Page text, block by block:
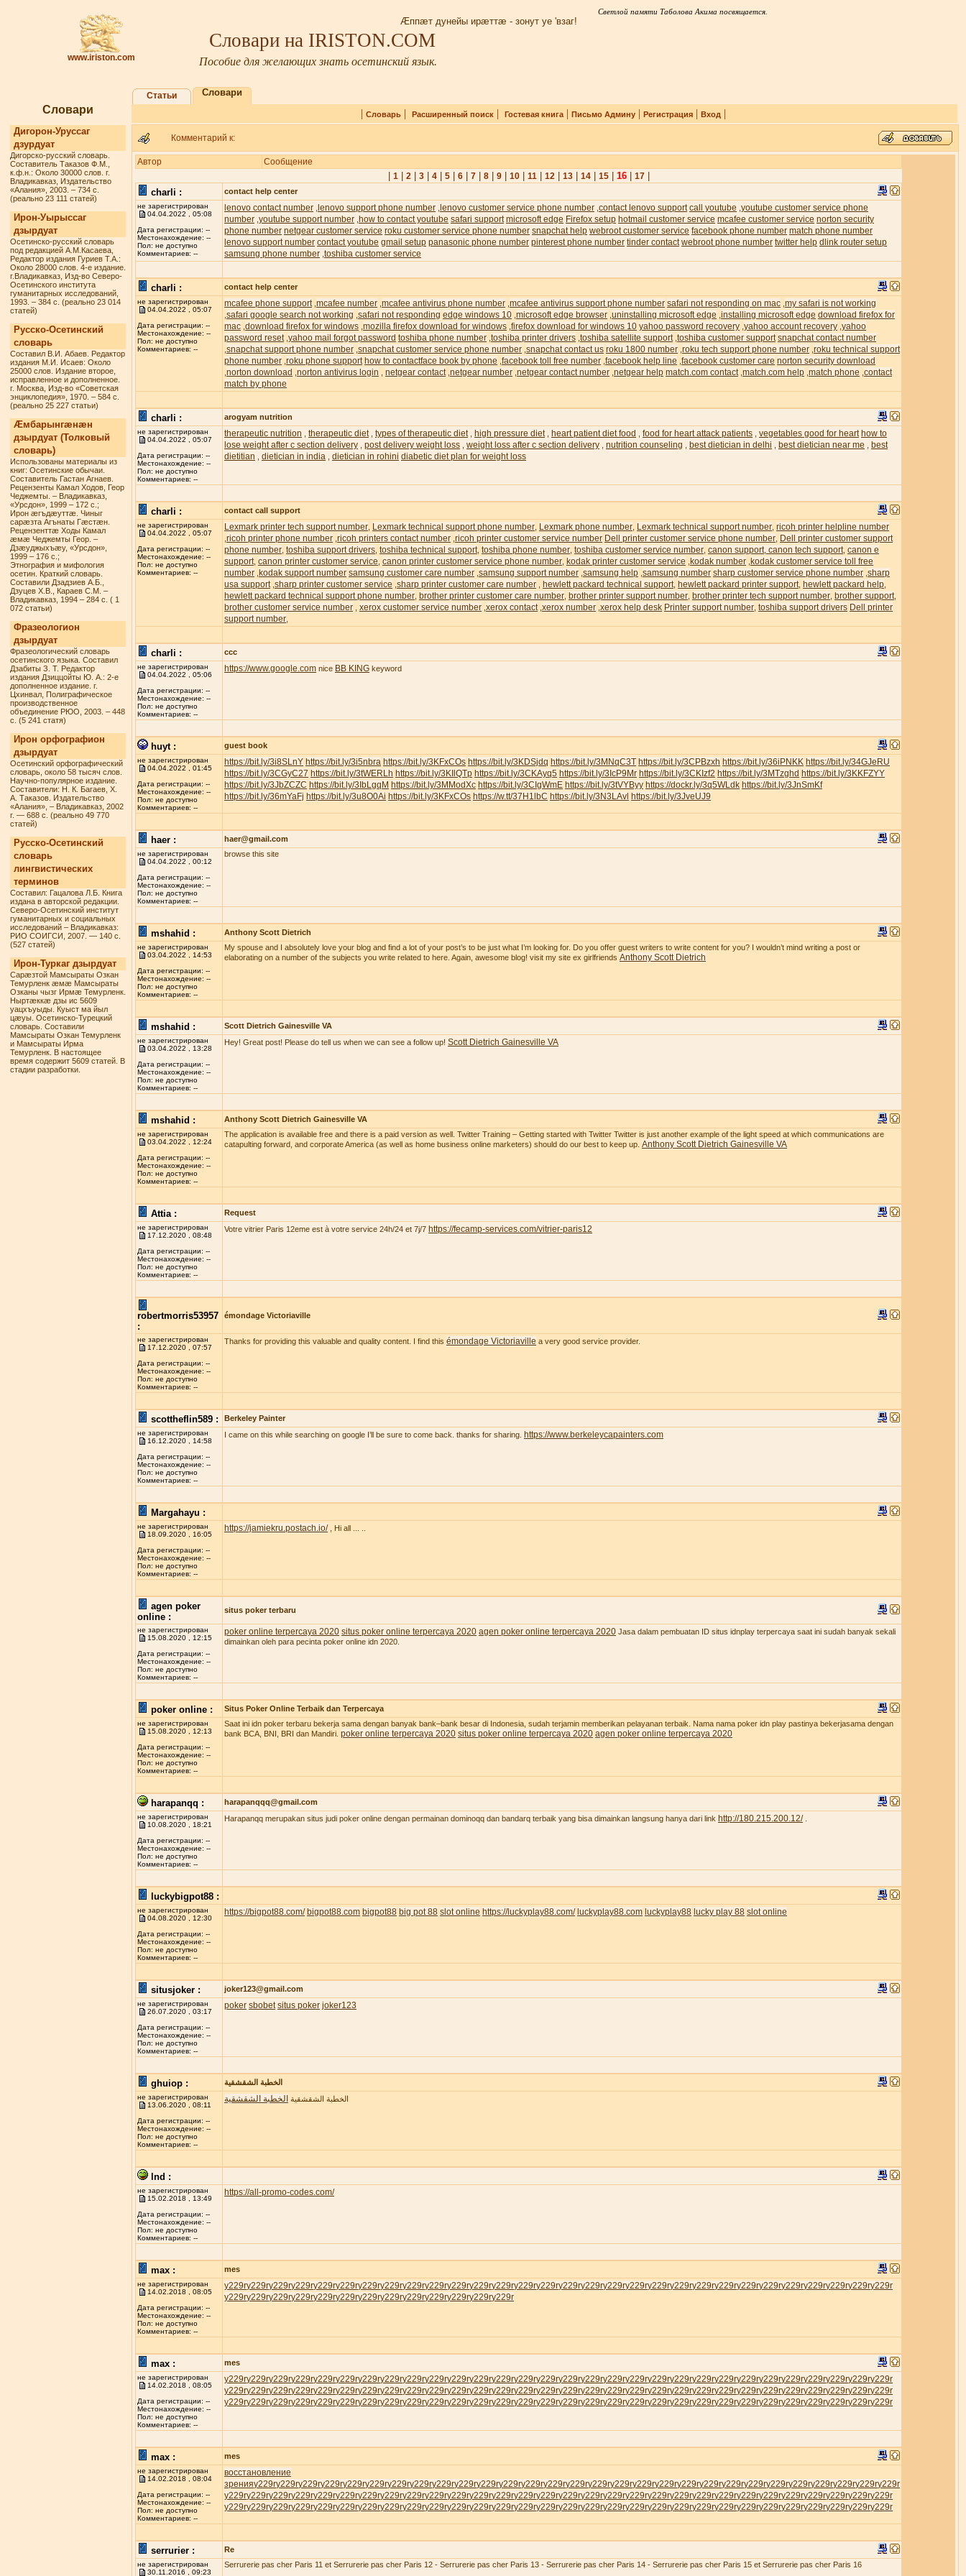
www.iriston.com
Светлой памяти Таболова Акима посвящается.
Æппæт дунейы ирæттæ - зонут уе 'взаг!
Словари на IRISTON.COM
Пособие для желающих знать осетинский язык.
Словари
Дигорон-Уруссаг
дзурдуат
Дигорско-русский словарь.
Составитель Таказов Ф.М.,
к.ф.н.: Около 30000 слов. г.
Владикавказ, Издательство
«Алания», 2003. – 734 с.
(реально 23 111 статей)
Ирон-Уырыссаг
дзырдуат
Осетинско-русский словарь
под редакцией А.М.Касаева,
Редактор издания Гуриев Т.А.:
Около 28000 слов. 4-е издание.
г.Владикавказ, Изд-во Северо-
Осетинского института
гуманитарных исследований,
1993. – 384 с. (реально 23 014
статей)
Русско-Осетинский
словарь
Составил В.И. Абаев. Редактор
издания М.И. Исаев: Около
25000 слов. Издание второе,
исправленное и дополненное.
г. Москва, Изд-во «Советская
энциклопедия», 1970. – 584 с.
(реально 25 227 статьи)
Æмбарынгæнæн
дзырдуат (Толковый
словарь)
Использованы материалы из
книг: Осетинские обычаи.
Составитель Гастан Агнаев.
Рецензенты Камал Ходов, Геор
Чеджемты. – Владикавказ,
«Урсдон», 1999 – 172 с.;
Ирон æгъдæуттæ. Чиныг
сарæзта Агънаты Гæстæн.
Рецензенттæ Ходы Камал
æмæ Чеджемты Геор. –
Дзæуджыхъæу, «Урсдон»,
1999 – 176 с.;
Этнография и мифология
осетин. Краткий словарь.
Составили Дзадзиев А.Б.,
Дзуцев Х.В., Караев С.М. –
Владикавказ, 1994 – 284 с. ( 1
072 статьи)
Фразеологион
дзырдуат
Фразеологический словарь
осетинского языка. Составил
Дзабиты З. Т. Редактор
издания Дзиццойты Ю. А.: 2-е
дополненное издание. г.
Цхинвал, Полиграфическое
производственное
объединение РЮО, 2003. – 448
с. (5 241 статя)
Ирон орфографион
дзырдуат
Осетинский орфографический
словарь, около 58 тысяч слов.
Научно-популярное издание.
Составители: Н. К. Багаев, Х.
А. Таказов. Издательство
«Алания», – Владикавказ, 2002
г. — 688 с. (реально 49 770
статей)
Русско-Осетинский
словарь
лингвистических
терминов
Составил: Гацалова Л.Б. Книга
издана в авторской редакции.
Северо-Осетинский институт
гуманитарных и социальных
исследований – Владикавказ:
РИО СОИГСИ, 2007. — 140 с.
(527 статей)
Ирон-Туркаг дзырдуат
Сарæзтой Мамсыраты Озкан
Темурленк æмæ Мамсыраты
Озканы чызг Ирмæ Темурленк.
Ныртæккæ дзы ис 5609
уацхъуыды. Куыст ма йыл
цæуы. Осетинско-Турецкий
словарь. Составили
Мамсыраты Озкан Темурленк
и Мамсыраты Ирма
Темурленк. В настоящее
время содержит 5609 статей. В
стадии разработки.
Статьи Словари
| Словарь| Расширенный поиск| Гостевая книга| Письмо Админу| Регистрация| Вход |
Комментарий к:
Автор Сообщение
1| 2| 3| 4| 5| 6| 7| 8| 9| 10| 11| 12| 13| 14| 15| 16| 17|
charli :
contact help center
не зарегистрирован
04.04.2022 , 05:08
Дата регистрации: --
Местонахождение: --
Пол: не доступно
Комментариев: --
lenovo contact number lenovo support phone number lenovo customer service phone number contact lenovo support call youtube youtube customer service phone
number youtube support number how to contact youtube safari support microsoft edge Firefox setup hotmail customer service mcafee customer service norton security
phone number netgear customer service roku customer service phone number snapchat help webroot customer service facebook phone number match phone number
lenovo support number contact youtube gmail setup panasonic phone number pinterest phone number tinder contact webroot phone number twitter help dlink router setup
samsung phone number toshiba customer service
charli : contact help center
не зарегистрирован
04.04.2022 , 05:07
Дата регистрации: --
Местонахождение: --
Пол: не доступно
Комментариев: --
mcafee phone support mcafee number mcafee antivirus phone number mcafee antivirus support phone number safari not responding on mac my safari is not working
safari google search not working safari not responding edge windows 10 microsoft edge browser uninstalling microsoft edge installing microsoft edge download firefox for
mac download firefox for windows mozilla firefox download for windows firefox download for windows 10 yahoo password recovery yahoo account recovery yahoo
password reset yahoo mail forgot password toshiba phone number toshiba printer drivers toshiba satellite support toshiba customer support snapchat contact number
snapchat support phone number snapchat customer service phone number snapchat contact us roku 1800 number roku tech support phone number roku technical support
phone number roku phone support how to contactface book by phone facebook toll free number facebook help line facebook customer care norton security download
norton download norton antivirus login netgear contact netgear number netgear contact number netgear help match.com contact match.com help match phone contact
match by phone
charli : arogyam nutrition
не зарегистрирован
04.04.2022 , 05:07
Дата регистрации: --
Местонахождение: --
Пол: не доступно
Комментариев: --
therapeutic nutrition therapeutic diet, types of therapeutic diet, high pressure diet, heart patient diet food food for heart attack patients vegetables good for heart how to
lose weight after c section delivery
post delivery weight loss weight loss after c section delivery nutrition counseling best dietician in delhi best dietician near me
best
dietitian
dietician in india dietician in rohini diabetic diet plan for weight loss
charli : contact call support
не зарегистрирован
04.04.2022 , 05:07
Дата регистрации: --
Местонахождение: --
Пол: не доступно
Комментариев: --
Lexmark printer tech support number Lexmark technical support phone number Lexmark phone number Lexmark technical support number ricoh printer helpline number
ricoh printer phone number ricoh printers contact number ricoh printer customer service number Dell printer customer service phone number Dell printer customer support
phone number toshiba support drivers toshiba technical support toshiba phone number toshiba customer service number canon support, canon tech support canon e
support canon printer customer service canon printer customer service phone number kodak printer customer service kodak number kodak customer service toll free
number kodak support number samsung customer care number samsung support number samsung help samsung number sharp customer service phone number sharp
usa support sharp printer customer service sharp printer customer care number hewlett packard technical support hewlett packard printer support hewlett packard help
hewlett packard technical support phone number brother printer customer care number brother printer support number brother printer tech support number brother support
brother customer service number xerox customer service number xerox contact xerox number xerox help desk Printer support number toshiba support drivers Dell printer
support number
charli : ccc
не зарегистрирован
04.04.2022 , 05:06
Дата регистрации: --
Местонахождение: --
Пол: не доступно
Комментариев: --
https://www.google.com nice BB KING keyword
huyt : guest book
не зарегистрирован
04.04.2022 , 01:45
Дата регистрации: --
Местонахождение: --
Пол: не доступно
Комментариев: --
https://bit.ly/3i8SLnY https://bit.ly/3i5nbra https://bit.ly/3KFxCOs https://bit.ly/3KDSjdq https://bit.ly/3MNqC3T https://bit.ly/3CPBzxh https://bit.ly/36iPNKK https://bit.ly/34GJeRU
https://bit.ly/3CGyC27 https://bit.ly/3tWERLh https://bit.ly/3KIlQTp https://bit.ly/3CKAyq5 https://bit.ly/3IcP9Mr https://bit.ly/3CKIzf2 https://bit.ly/3MTzghd https://bit.ly/3KKFZYY
https://bit.ly/3JbZCZC https://bit.ly/3IbLgqM https://bit.ly/3MModXc https://bit.ly/3CIgWmE https://bit.ly/3tVYByy https://dockr.ly/3q5WLdk https://bit.ly/3JnSmKf
https://bit.ly/36mYaFj https://bit.ly/3u8O0Ai https://bit.ly/3KFxCOs https://w.tt/37H1lbC https://bit.ly/3N3LAvl https://bit.ly/3JveUJ9
haer : haer@gmail.com
не зарегистрирован
04.04.2022 , 00:12
Дата регистрации: --
Местонахождение: --
Пол: не доступно
Комментариев: --
browse this site
mshahid : Anthony Scott Dietrich
не зарегистрирован
03.04.2022 , 14:53
Дата регистрации: --
Местонахождение: --
Пол: не доступно
Комментариев: --
My spouse and I absolutely love your blog and find a lot of your post’s to be just what I’m looking for. Do you offer guest writers to write content for you? I wouldn’t mind writing a post or
elaborating on a number of the subjects you write related to here. Again, awesome blog! visit my site ex girlfriends Anthony Scott Dietrich
mshahid : Scott Dietrich Gainesville VA
не зарегистрирован
03.04.2022 , 13:28
Дата регистрации: --
Местонахождение: --
Пол: не доступно
Комментариев: --
Hey! Great post! Please do tell us when we can see a follow up! Scott Dietrich Gainesville VA
mshahid : Anthony Scott Dietrich Gainesville VA
не зарегистрирован
03.04.2022 , 12:24
Дата регистрации: --
Местонахождение: --
Пол: не доступно
Комментариев: --
The application is available free and there is a paid version as well. Twitter Training – Getting started with Twitter Twitter is just another example of the light speed at which communications are
catapulting forward, and corporate America (as well as home business online marketers) should do our best to keep up. Anthony Scott Dietrich Gainesville VA
Attia : Request
не зарегистрирован
17.12.2020 , 08:48
Дата регистрации: --
Местонахождение: --
Пол: не доступно
Комментариев: --
Votre vitrier Paris 12eme est à votre service 24h/24 et 7j/7 https://fecamp-services.com/vitrier-paris12
robertmorris53957
:
émondage Victoriaville
не зарегистрирован
17.12.2020 , 07:57
Дата регистрации: --
Местонахождение: --
Пол: не доступно
Комментариев: --
Thanks for providing this valuable and quality content. I find this émondage Victoriaville a very good service provider.
scottheflin589 : Berkeley Painter
не зарегистрирован
16.12.2020 , 14:58
Дата регистрации: --
Местонахождение: --
Пол: не доступно
Комментариев: --
I came on this while searching on google I’ll be sure to come back. thanks for sharing. https://www.berkeleycapainters.com
Margahayu :
не зарегистрирован
18.09.2020 , 16:05
Дата регистрации: --
Местонахождение: --
Пол: не доступно
Комментариев: --
https://jamiekru.postach.io/, Hi all ... ..
agen poker
online :
situs poker terbaru
не зарегистрирован
15.08.2020 , 12:15
Дата регистрации: --
Местонахождение: --
Пол: не доступно
Комментариев: --
poker online terpercaya 2020 situs poker online terpercaya 2020 agen poker online terpercaya 2020 Jasa dalam pembuatan ID situs idnplay terpercaya saat ini sudah banyak sekali
dimainkan oleh para pecinta poker online idn 2020.
poker online : Situs Poker Online Terbaik dan Terpercaya
не зарегистрирован
15.08.2020 , 12:13
Дата регистрации: --
Местонахождение: --
Пол: не доступно
Комментариев: --
Saat ini idn poker terbaru bekerja sama dengan banyak bank–bank besar di Indonesia, sudah terjamin memberikan pelayanan terbaik. Nama nama poker idn play pastinya bekerjasama dengan
bank BCA, BNI, BRI dan Mandiri. poker online terpercaya 2020 situs poker online terpercaya 2020 agen poker online terpercaya 2020
harapanqq : harapanqqq@gmail.com
не зарегистрирован
10.08.2020 , 18:21
Дата регистрации: --
Местонахождение: --
Пол: не доступно
Комментариев: --
Harapanqq merupakan situs judi poker online dengan permainan dominoqq dan bandarq terbaik yang bisa dimainkan langsung hanya dari link http://180.215.200.12/.
luckybigpot88 :
не зарегистрирован
04.08.2020 , 12:30
Дата регистрации: --
Местонахождение: --
Пол: не доступно
Комментариев: --
https://bigpot88.com/ bigpot88.com bigpot88 big pot 88 slot online https://luckyplay88.com/ luckyplay88.com luckyplay88 lucky play 88 slot online
situsjoker : joker123@gmail.com
не зарегистрирован
26.07.2020 , 03:17
Дата регистрации: --
Местонахождение: --
Пол: не доступно
Комментариев: --
poker sbobet situs poker joker123
ghuiop : الخطبة الشقشقية
не зарегистрирован
13.06.2020 , 08:11
Дата регистрации: --
Местонахождение: --
Пол: не доступно
Комментариев: --
الخطبة الشقشقية الخطبة الشقشقية
lnd :
не зарегистрирован
15.02.2018 , 13:49
Дата регистрации: --
Местонахождение: --
Пол: не доступно
Комментариев: --
https://all-promo-codes.com/
max : mes
не зарегистрирован
14.02.2018 , 08:05
Дата регистрации: --
Местонахождение: --
Пол: не доступно
Комментариев: --
у229rу229rу229rу229rу229rу229rу229rу229rу229rу229rу229rу229rу229rу229rу229rу229rу229rу229rу229rу229rу229rу229rу229rу229rу229rу229rу229rу229rу229rу229r
у229rу229rу229rу229rу229rу229rу229rу229rу229rу229rу229rу229rу229r
max : mes
не зарегистрирован
14.02.2018 , 08:05
Дата регистрации: --
Местонахождение: --
Пол: не доступно
Комментариев: --
у229rу229rу229rу229rу229rу229rу229rу229rу229rу229rу229rу229rу229rу229rу229rу229rу229rу229rу229rу229rу229rу229rу229rу229rу229rу229rу229rу229rу229rу229r
у229rу229rу229rу229rу229rу229rу229rу229rу229rу229rу229rу229rу229rу229rу229rу229rу229rу229rу229rу229rу229rу229rу229rу229rу229rу229rу229rу229rу229rу229r
у229rу229rу229rу229rу229rу229rу229rу229rу229rу229rу229rу229rу229rу229rу229rу229rу229rу229rу229rу229rу229rу229rу229rу229rу229rу229rу229rу229rу229rу229r
max : mes
не зарегистрирован
14.02.2018 , 08:04
Дата регистрации: --
Местонахождение: --
Пол: не доступно
Комментариев: --
восстановление
зренияу229rу229rу229rу229rу229rу229rу229rу229rу229rу229rу229rу229rу229rу229rу229rу229rу229rу229rу229rу229rу229rу229rу229rу229rу229rу229rу229rу229rу229r
у229rу229rу229rу229rу229rу229rу229rу229rу229rу229rу229rу229rу229rу229rу229rу229rу229rу229rу229rу229rу229rу229rу229rу229rу229rу229rу229rу229rу229rу229r
у229rу229rу229rу229rу229rу229rу229rу229rу229rу229rу229rу229rу229rу229rу229rу229rу229rу229rу229rу229rу229rу229rу229rу229rу229rу229rу229rу229rу229rу229r
serrurier : Re
не зарегистрирован
30.11.2016 , 09:23
Serrurerie pas cher Paris 11 et Serrurerie pas cher Paris 12 - Serrurerie pas cher Paris 13 - Serrurerie pas cher Paris 14 - Serrurerie pas cher Paris 15 et Serrurerie pas cher Paris 16